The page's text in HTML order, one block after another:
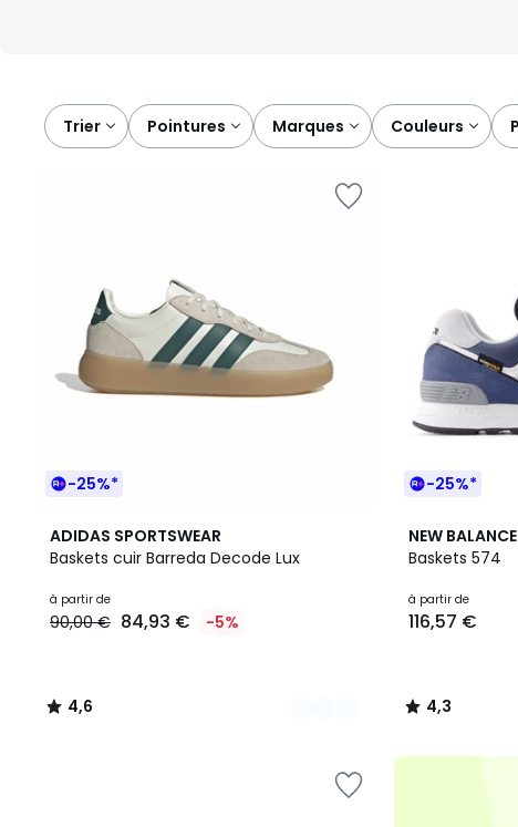
Trier pointures marques couleurs
-25%*
ADIDAS SPORTSWEAR
Baskets cuir Barreda Decode Lux
Prix
à
€
à partir de
90,00 € 84,93 € -5%
4,6
/ 5
2
Couleurs
4,6
/
-25%*
NEW BALANCE
Baskets 574
à partir de
116,57 €
4,3
/ 5
3
Couleurs
4,3
/